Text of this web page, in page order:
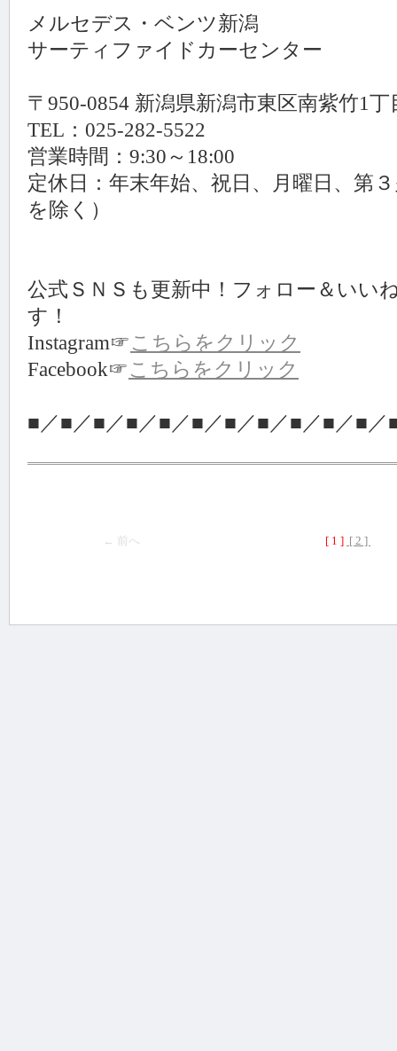
メルセデス・ベンツ新潟
サーティファイドカーセンター
〒950-0854 新潟県新潟市東区南紫竹1丁
TEL：025-282-5522
営業時間：9:30～18:00
定休日：年末年始、祝日、月曜日、第
を除く）
公式ＳＮＳも更新中！フォロー＆いい
す！
Instagram☞こちらをクリック
Facebook☞こちらをクリック
■／■／■／■／■／■／■／■／■／■／■／
← 前へ [ 1 ] [ 2 ]